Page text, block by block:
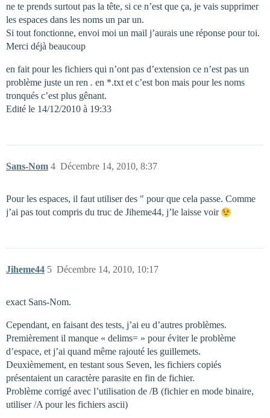
ne te prends surtout pas la tête, si ce n’est que ça, je vais supprimer
les espaces dans les noms un par un.
Si tout fonctionne, envoi moi un mail j’aurais une réponse pour toi.
Merci déjà beaucoup
en fait pour les fichiers qui n’ont pas d’extension ce n’est pas un
problème juste un ren . en *.txt et c’est bon mais pour les noms
tronqués c’est plus gênant.
Edité le 14/12/2010 à 19:33
Sans-Nom Décembre 14, 2010, 8:37
4
Pour les espaces, il faut utiliser des " pour que cela passe. Comme
j’ai pas tout compris du truc de Jiheme44, j’le laisse voir
Jiheme44 Décembre 14, 2010, 10:17
5
exact Sans-Nom.
Cependant, en faisant des tests, j’ai eu d’autres problèmes.
Premièrement il manque « delims= » pour éviter le problème
d’espace, et j’ai quand même rajouté les guillemets.
Deuxièmement, en testant sous Seven, les fichiers copiés
présentaient un caractère parasite en fin de fichier.
Problème corrigé avec l’utilisation de /B (fichier en mode binaire,
utiliser /A pour les fichiers ascii)